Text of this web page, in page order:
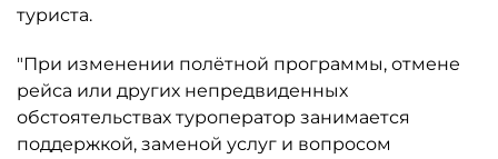
туриста.
"При изменении полётной программы, отмене
рейса или других непредвиденных
обстоятельствах туроператор занимается
поддержкой, заменой услуг и вопросом